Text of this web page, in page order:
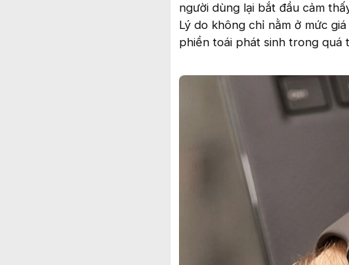
người dùng lại bắt đầu cảm
Lý do không chỉ nằm ở mức
phiền toái phát sinh trong quá